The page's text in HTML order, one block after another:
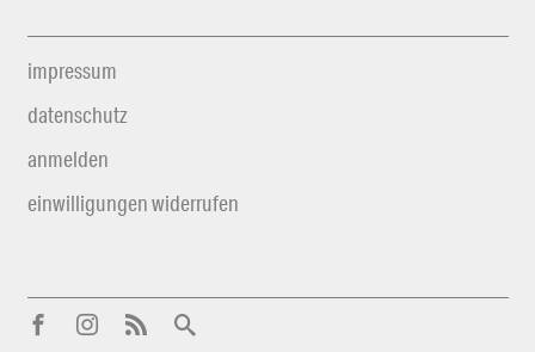
impressum
datenschutz
anmelden
einwilligungen widerrufen